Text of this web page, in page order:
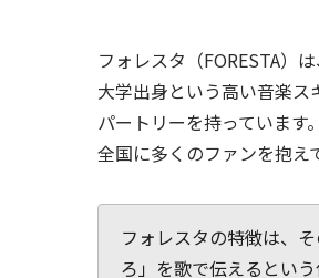
フォレスタ（FORESTA）
大学出身という高い音楽
パートリーを持っていま
全国に多くのファンを抱え
フォレスタの特徴は、
ろ」を歌で伝えるとい